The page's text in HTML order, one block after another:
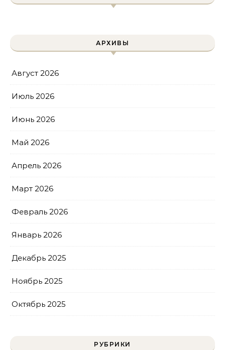
АРХИВЫ
Август 2026
Июль 2026
Июнь 2026
Май 2026
Апрель 2026
Март 2026
Февраль 2026
Январь 2026
Декабрь 2025
Ноябрь 2025
Октябрь 2025
РУБРИКИ